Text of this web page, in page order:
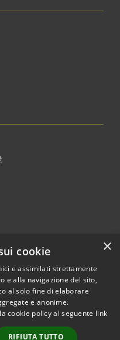
Copyright © 2026 • Comune di
Visco • Powered by
Municipium
Accesso
redazione
×
cookie
e assimilati strettamente
e alla navigazione del sito,
al solo fine di elaborare
e anonime.
cookie policy al seguente link
RIFIUTA TUTTO